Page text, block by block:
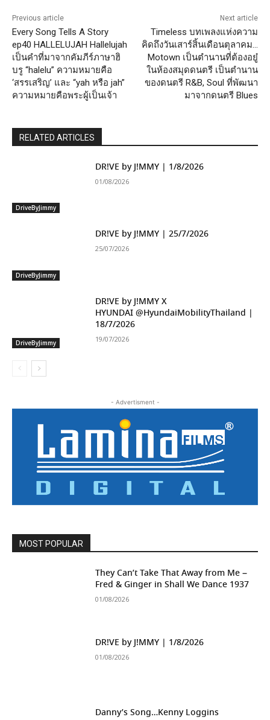
Previous article
Every Song Tells A Story
ep40 HALLELUJAH Hallelujah
เป็นคำที่มาจากคัมภีร์ภาษาฮิ
บรู “halelu” ความหมายคือ
‘สรรเสริญ’ และ “yah หรือ jah”
ความหมายคือพระผู้เป็นเจ้า
Next article
Timeless บทเพลงแห่งความ
คิดถึงวันเสาร์สิ้นเดือนตุลาคม…
Motown เป็นตำนานที่ต้องอยู๋
ในห้องสมุดดนตรี เป็นตำนาน
ของดนตรี R&B, Soul ที่พัฒนา
มาจากดนตรี Blues
RELATED ARTICLES
DriveByJimmy
DR!VE by J!MMY | 1/8/2026
01/08/2026
DriveByJimmy
DR!VE by J!MMY | 25/7/2026
25/07/2026
DriveByJimmy
DR!VE by J!MMY X
HYUNDAI ‪@HyundaiMobilityThailand‬ |
18/7/2026
19/07/2026
- Advertisment -
MOST POPULAR
They Can’t Take That Away from Me –
Fred & Ginger in Shall We Dance 1937
01/08/2026
DR!VE by J!MMY | 1/8/2026
01/08/2026
Danny’s Song…Kenny Loggins